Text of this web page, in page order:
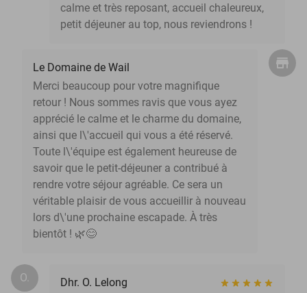
calme et très reposant, accueil chaleureux,
petit déjeuner au top, nous reviendrons !
Le Domaine de Wail
Merci beaucoup pour votre magnifique
retour ! Nous sommes ravis que vous ayez
apprécié le calme et le charme du domaine,
ainsi que l\'accueil qui vous a été réservé.
Toute l\'équipe est également heureuse de
savoir que le petit-déjeuner a contribué à
rendre votre séjour agréable. Ce sera un
véritable plaisir de vous accueillir à nouveau
lors d\'une prochaine escapade. À très
bientôt ! 🌿😊
O.
Dhr. O. Lelong